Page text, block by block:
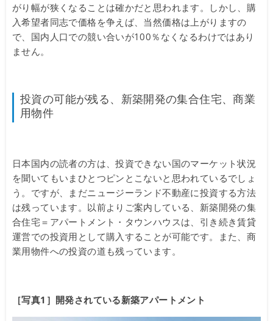
がり幅が狭くなることは確かだと思われます。しかし、購
入希望者同志で価格を争えば、当然価格は上がりますの
で、国内人口での競い合いが100％なくなるわけではあり
ません。
投資の可能が残る、新築開発の集合住宅、商業
用物件
日本国内の読者の方は、投資できない国のマーケット状況
を聞いてもいまひとつピンとこないと思われているでしょ
う。ですが、まだニュージーランド不動産に投資する方法
は残っています。以前よりご案内している、新築開発の集
合住宅＝アパートメント・タウンハウスは、引き続き賃貸
運営での投資用として購入することが可能です。また、商
業用物件への投資の道も残っています。
［写真1］開発されている新築アパートメント